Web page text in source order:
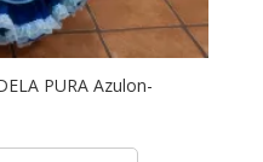
PURA Azulon-